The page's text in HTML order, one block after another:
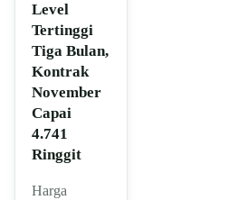
Level
Tertinggi
Tiga Bulan,
Kontrak
November
Capai
4.741
Ringgit
Harga